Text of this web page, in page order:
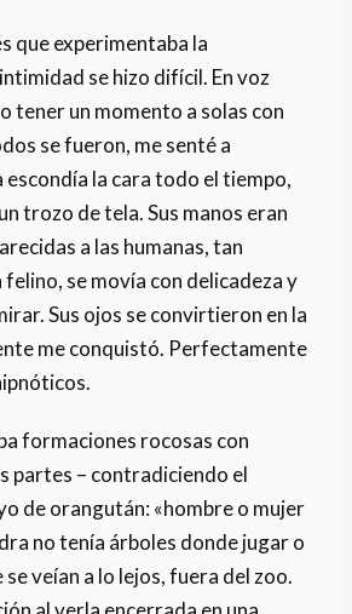
que experimentaba la
se hizo difícil. En voz
tener un momento a solas con
se fueron, me senté a
escondía la cara todo el tiempo,
trozo de tela. Sus manos eran
a las humanas, tan
felino, se movía con delicadeza y
Sus ojos se convirtieron en la
me conquistó. Perfectamente
formaciones rocosas con
partes – contradiciendo el
de orangután: «hombre o mujer
no tenía árboles donde jugar o
veían a lo lejos, fuera del zoo.